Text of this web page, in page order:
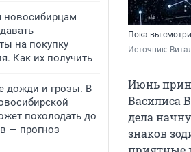
на покупку
Как их получить
дожди и грозы. В
похолодать до
— прогноз
Пока вы
Источник:
Июнь
Василиса
дела
знаков